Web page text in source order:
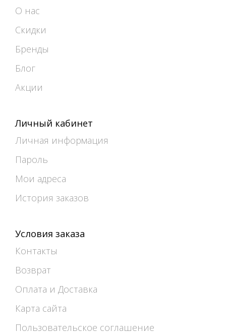
О нас
Скидки
Бренды
Блог
Акции
Личный кабинет
Личная информация
Пароль
Мои адреса
История заказов
Условия заказа
Контакты
Возврат
Оплата и Доставка
Карта сайта
Пользовательское соглашение